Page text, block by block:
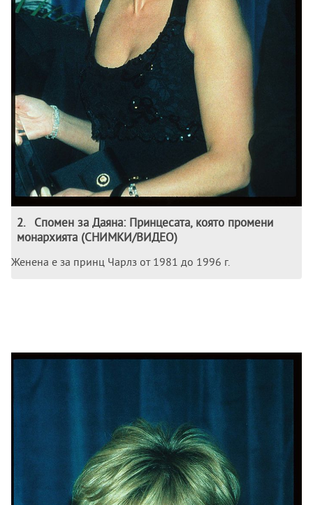
2.
Спомен за Даяна: Принцесата, която промени
монархията (СНИМКИ/ВИДЕО)
Женена е за принц Чарлз от 1981 до 1996 г.